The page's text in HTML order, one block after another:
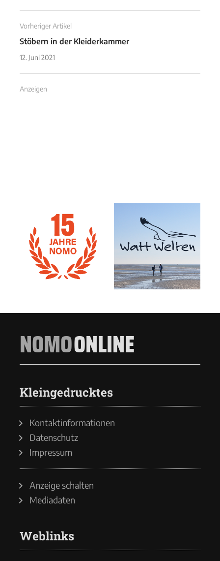
Vorheriger Artikel
Stöbern in der Kleiderkammer
12. Juni 2021
Anzeigen
NOMOONLINE
Kleingedrucktes
Kontaktinformationen
Datenschutz
Impressum
Anzeige schalten
Mediadaten
Weblinks